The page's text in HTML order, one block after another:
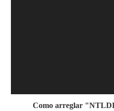
Como arreglar